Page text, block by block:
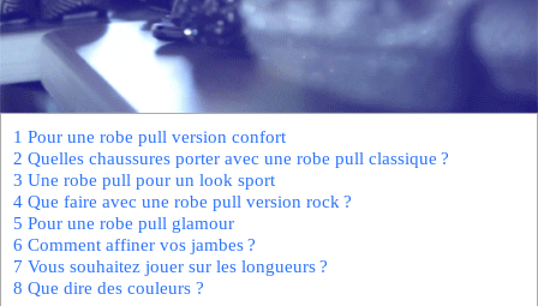
1 Pour une robe pull version confort
2 Quelles chaussures porter avec une robe pull classique ?
3 Une robe pull pour un look sport
4 Que faire avec une robe pull version rock ?
5 Pour une robe pull glamour
6 Comment affiner vos jambes ?
7 Vous souhaitez jouer sur les longueurs ?
8 Que dire des couleurs ?